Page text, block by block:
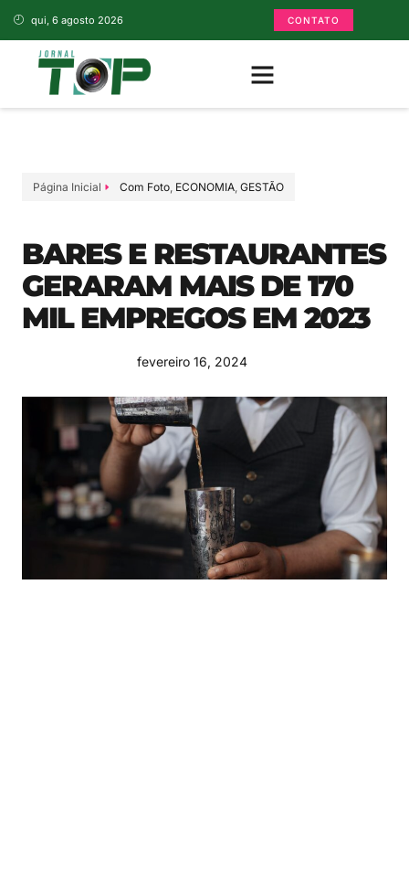
qui, 6 agosto 2026 CONTATO
Página Inicial Com Foto, ECONOMIA, GESTÃO
BARES E RESTAURANTES
GERARAM MAIS DE 170
MIL EMPREGOS EM 2023
fevereiro 16, 2024